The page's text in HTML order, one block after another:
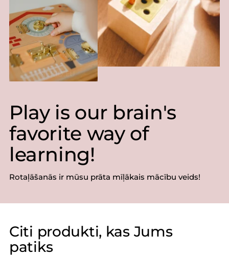
Play is our brain's
favorite way of
learning!
Rotaļāšanās ir mūsu prāta mīļākais mācību veids!
Citi produkti, kas Jums
patiks